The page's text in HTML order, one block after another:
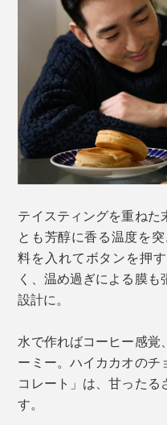
テイスティングを重ねた
とも芳醇に香る温度を
料を入れてボタンを押
く、温め過ぎによる膜
設計に。
水で作ればコーヒー感覚
ーミー。ハイカカオのチ
コレート」は、甘った
す。